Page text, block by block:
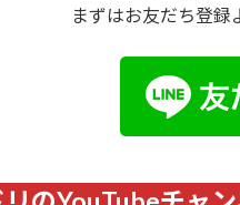
まずはお友だち登録